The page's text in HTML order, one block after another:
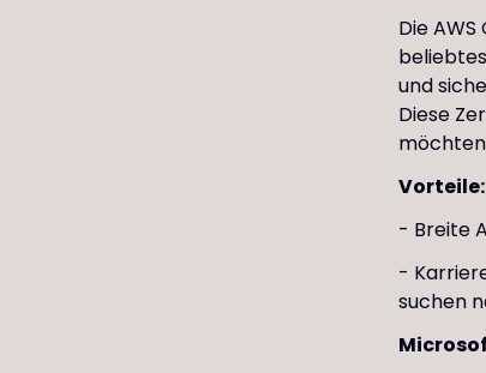
Die
und
Diese
Vorteile:
- Breite
-
suchen